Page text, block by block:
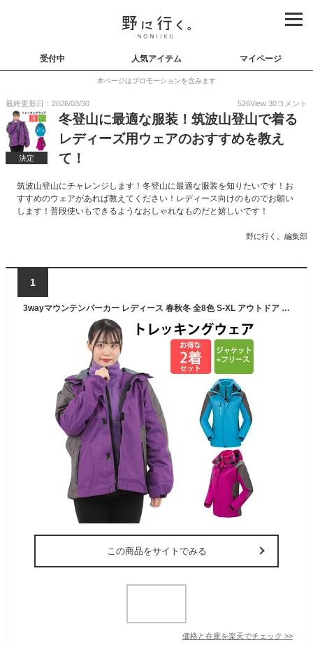
受付中 人気アイテム マイページ
本ページはプロモーションを含みます
最終更新日：2026/03/30 526View 30コメント
決定
冬登山に最適な服装！筑波山登山で着る
レディーズ用ウェアのおすすめを教え
て！
筑波山登山にチャレンジします！冬登山に最適な服装を知りたいです！お
すすめのウェアがあれば教えてください！レディース向けのものでお願い
します！普段使いもできるようなおしゃれなものだと嬉しいです！
野に行く。編集部
1
3wayマウンテンパーカー レディース 春秋冬 全8色 S-XL アウトドア ストレッチ フリース 防水 防風 保温 多機能 登山 釣り キャンプ スキー スケボー 雪遊び 雪 Mt.happy/マウントハッピー
この商品をサイトでみる
価格と在庫を楽天でチェック >>